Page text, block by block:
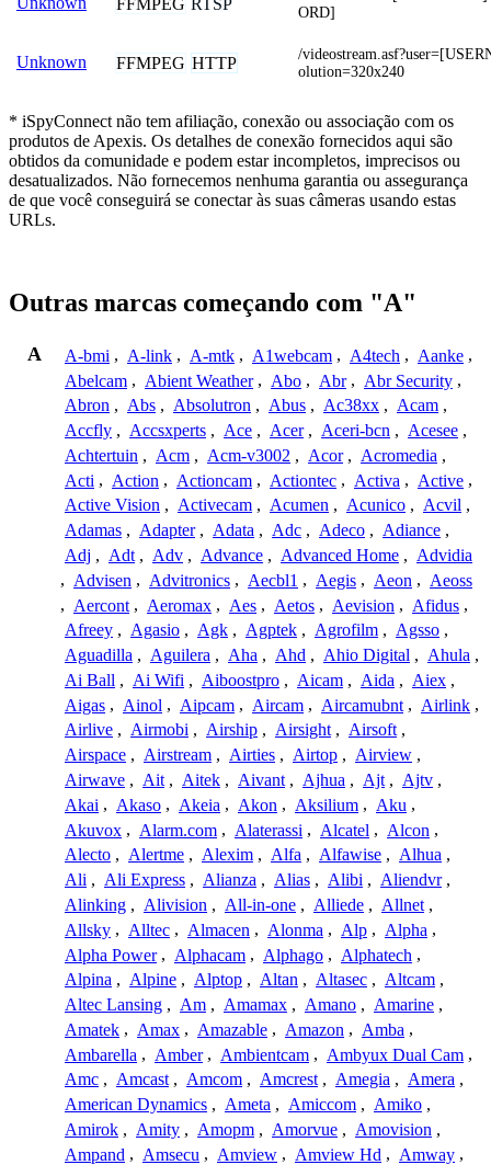
ORD]
Unknown FFMPEG HTTP
/
olution=320x240
* iSpyConnect não tem afiliação, conexão ou associação com os
produtos de Apexis. Os detalhes de conexão fornecidos aqui são
obtidos da comunidade e podem estar incompletos, imprecisos ou
desatualizados. Não fornecemos nenhuma garantia ou assegurança
de que você conseguirá se conectar às suas câmeras usando estas
URLs.
Outras marcas começando com "A"
A A-bmi , A-link , A-mtk , A1webcam , A4tech , Aanke ,
Abelcam , Abient Weather , Abo , Abr , Abr Security ,
Abron , Abs , Absolutron , Abus , Ac38xx , Acam ,
Accfly , Accsxperts , Ace , Acer , Aceri-bcn , Acesee ,
Achtertuin , Acm , Acm-v3002 , Acor , Acromedia ,
Acti , Action , Actioncam , Actiontec , Activa , Active ,
Active Vision , Activecam , Acumen , Acunico , Acvil ,
Adamas , Adapter , Adata , Adc , Adeco , Adiance ,
Adj , Adt , Adv , Advance , Advanced Home , Advidia
, Advisen , Advitronics , Aecbl1 , Aegis , Aeon , Aeoss
, Aercont , Aeromax , Aes , Aetos , Aevision , Afidus ,
Afreey , Agasio , Agk , Agptek , Agrofilm , Agsso ,
Aguadilla , Aguilera , Aha , Ahd , Ahio Digital , Ahula ,
Ai Ball , Ai Wifi , Aiboostpro , Aicam , Aida , Aiex ,
Aigas , Ainol , Aipcam , Aircam , Aircamubnt , Airlink ,
Airlive , Airmobi , Airship , Airsight , Airsoft ,
Airspace , Airstream , Airties , Airtop , Airview ,
Airwave , Ait , Aitek , Aivant , Ajhua , Ajt , Ajtv ,
Akai , Akaso , Akeia , Akon , Aksilium , Aku ,
Akuvox , Alarm.com , Alaterassi , Alcatel , Alcon ,
Alecto , Alertme , Alexim , Alfa , Alfawise , Alhua ,
Ali , Ali Express , Alianza , Alias , Alibi , Aliendvr ,
Alinking , Alivision , All-in-one , Alliede , Allnet ,
Allsky , Alltec , Almacen , Alonma , Alp , Alpha ,
Alpha Power , Alphacam , Alphago , Alphatech ,
Alpina , Alpine , Alptop , Altan , Altasec , Altcam ,
Altec Lansing , Am , Amamax , Amano , Amarine ,
Amatek , Amax , Amazable , Amazon , Amba ,
Ambarella , Amber , Ambientcam , Ambyux Dual Cam ,
Amc , Amcast , Amcom , Amcrest , Amegia , Amera ,
American Dynamics , Ameta , Amiccom , Amiko ,
Amirok , Amity , Amopm , Amorvue , Amovision ,
Ampand , Amsecu , Amview , Amview Hd , Amway ,